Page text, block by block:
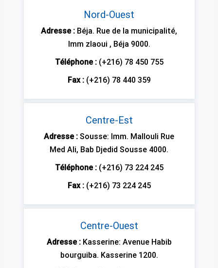
Nord-Ouest
Adresse : Béja. Rue de la municipalité,
Imm zlaoui , Béja 9000.
Téléphone :(+216) 78 450 755
Fax :(+216) 78 440 359
Centre-Est
Adresse : Sousse: Imm. Mallouli Rue
Med Ali, Bab Djedid Sousse 4000.
Téléphone :(+216) 73 224 245
Fax :(+216) 73 224 245
Centre-Ouest
Adresse : Kasserine: Avenue Habib
bourguiba. Kasserine 1200.